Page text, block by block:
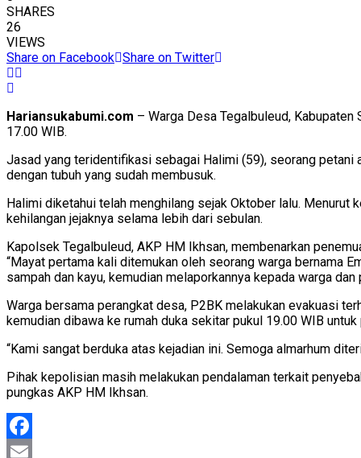
SHARES
26
VIEWS
Share on Facebook Share on Twitter
Hariansukabumi.com – Warga Desa Tegalbuleud,
17.00 WIB.
Jasad yang teridentifikasi sebagai Halimi (59), seorang petani
dengan tubuh yang sudah membusuk.
Halimi diketahui telah menghilang sejak Oktober lalu. Menurut
kehilangan jejaknya selama lebih dari sebulan.
Kapolsek Tegalbuleud, AKP HM Ikhsan, membenarkan
“Mayat pertama kali ditemukan oleh seorang warga bernama
sampah dan kayu, kemudian melaporkannya kepada warga dan
Warga bersama perangkat desa, P2BK melakukan evakuasi
kemudian dibawa ke rumah duka sekitar pukul 19.00 WIB
“Kami sangat berduka atas kejadian ini. Semoga almarhum
Pihak kepolisian masih melakukan pendalaman terkait
pungkas AKP HM Ikhsan.
Facebook